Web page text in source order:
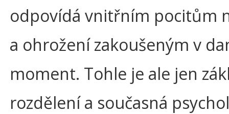
odpovídá vnitřním pocitům
a ohrožení zakoušeným v
moment. Tohle je ale jen
rozdělení a současná